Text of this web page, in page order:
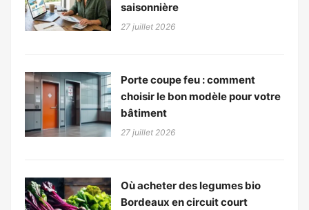
saisonnière
27 juillet 2026
Porte coupe feu : comment
choisir le bon modèle pour votre
bâtiment
27 juillet 2026
Où acheter des legumes bio
Bordeaux en circuit court